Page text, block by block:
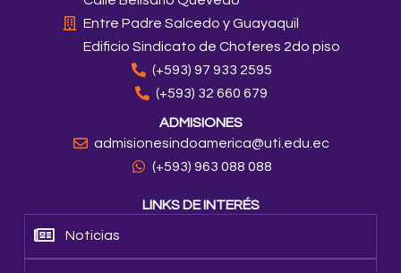
Entre Padre Salcedo y Guayaquil
Edificio Sindicato de Choferes 2do piso
(+593) 97 933 2595
(+593) 32 660 679
ADMISIONES
admisionesindoamerica@uti.edu.ec
(+593) 963 088 088
LINKS DE INTERÉS
Noticias